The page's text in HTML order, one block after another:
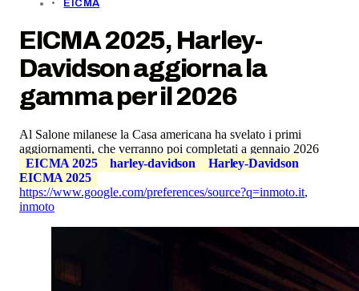
EICMA
EICMA 2025, Harley-
Davidson aggiorna la
gamma per il 2026
Al Salone milanese la Casa americana ha svelato i primi
aggiornamenti, che verranno poi completati a gennaio 2026
EICMA 2025
harley-davidson
Harley-Davidson
EICMA 2025
https://www.google.com/preferences/source?q=inmoto.it,
inmoto